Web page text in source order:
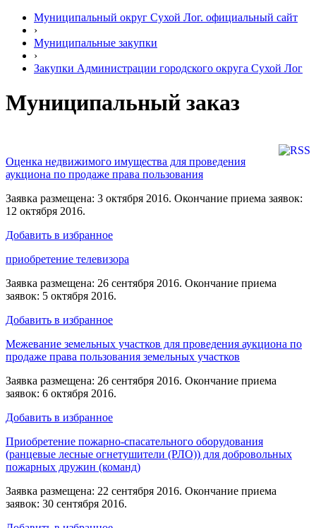
Муниципальный округ Сухой Лог. официальный сайт
›
Муниципальные закупки
›
Закупки Администрации городского округа Сухой Лог
Муниципальный заказ
Оценка недвижимого имущества для проведения
аукциона по продаже права пользования
Заявка размещена: 3 октября 2016. Окончание приема заявок:
12 октября 2016.
Добавить в избранное
приобретение телевизора
Заявка размещена: 26 сентября 2016. Окончание приема
заявок: 5 октября 2016.
Добавить в избранное
Межевание земельных участков для проведения аукциона по
продаже права пользования земельных участков
Заявка размещена: 26 сентября 2016. Окончание приема
заявок: 6 октября 2016.
Добавить в избранное
Приобретение пожарно-спасательного оборудования
(ранцевые лесные огнетушители (РЛО)) для добровольных
пожарных дружин (команд)
Заявка размещена: 22 сентября 2016. Окончание приема
заявок: 30 сентября 2016.